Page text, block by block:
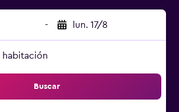
- lun. 17/8
habitación
Buscar